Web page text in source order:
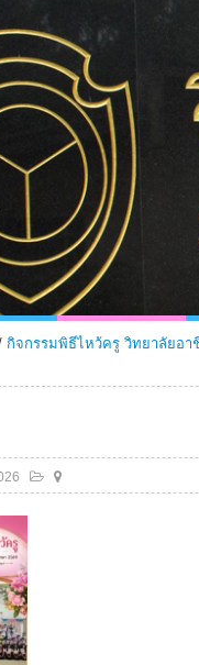
กิจกรรมพิธีไหว้ครู วิทยาลัยอา